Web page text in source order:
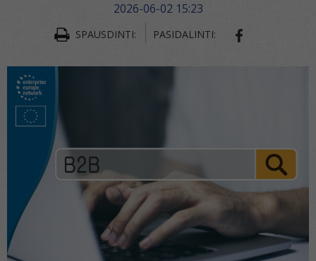
2026-06-02 15:23
SPAUSDINTI: PASIDALINTI: